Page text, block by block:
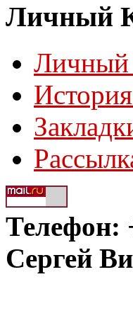
Личный
Личный
Телефон:
Сергей